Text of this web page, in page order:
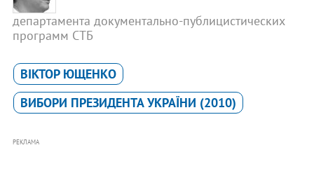
департамента документально-публицистических
программ СТБ
ВІКТОР ЮЩЕНКО
ВИБОРИ ПРЕЗИДЕНТА УКРАЇНИ (2010)
РЕКЛАМА